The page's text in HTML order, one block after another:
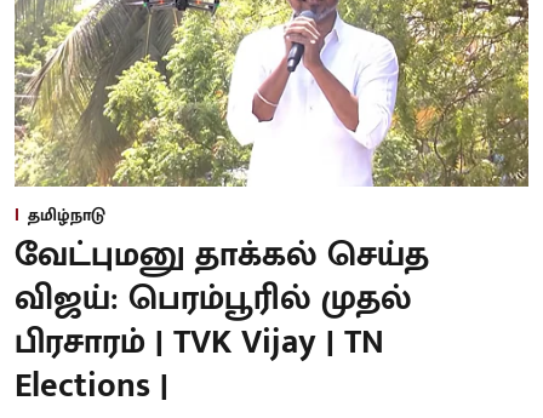
தமிழ்நாடு
வேட்புமனு தாக்கல் செய்த
விஜய்: பெரம்பூரில் முதல்
பிரசாரம் | TVK Vijay | TN
Elections |